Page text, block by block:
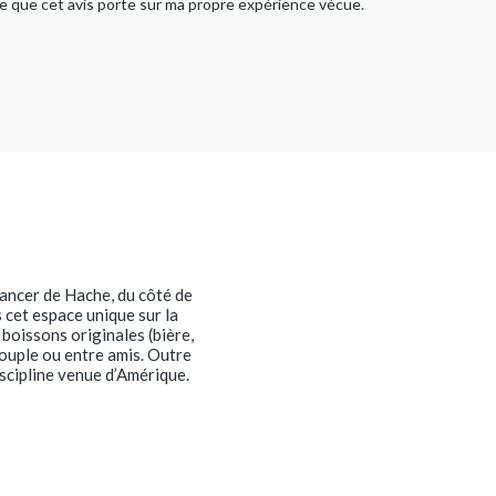
cet avis porte sur ma propre expérience vécue.
de Hache, du côté de
espace unique sur la
originales (bière,
ou entre amis. Outre
venue d’Amérique.